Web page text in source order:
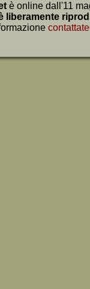
è online dall'11
liberamente